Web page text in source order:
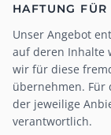
HAFTUNG FÜR
Unser Angebot
auf deren Inhalte
wir für diese
übernehmen. Für
der jeweilige
verantwortlich.